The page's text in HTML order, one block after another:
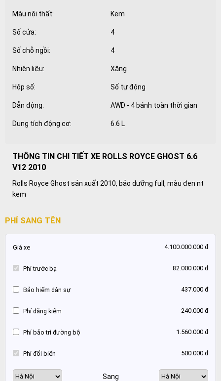
Màu nội thất: Kem
Số cửa: 4
Số chỗ ngồi: 4
Nhiên liệu: Xăng
Hộp số: Số tự động
Dẫn động: AWD - 4 bánh toàn thời gian
Dung tích động cơ: 6.6 L
THÔNG TIN CHI TIẾT XE ROLLS ROYCE GHOST 6.6
V12 2010
Rolls Royce Ghost sản xuất 2010, bảo dưỡng full, màu đen nt
kem
PHÍ SANG TÊN
Giá xe 4.100.000.000 đ
Phí trước bạ 82.000.000 đ
Bảo hiểm dân sự 437.000 đ
Phí đăng kiểm 240.000 đ
Phí bảo trì đường bộ 1.560.000 đ
Phí đổi biển 500.000 đ
Sang